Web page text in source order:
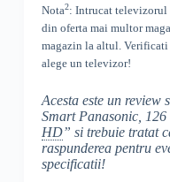
Nota2: Intrucat televizorul
din oferta mai multor
magazin la altul. Verificati
alege un televizor!
Acesta este un review
Smart Panasonic,
HD” si trebuie tratat
raspunderea pentru
specificatii!